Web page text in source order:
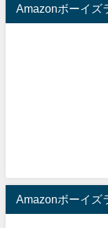
Amazonボーイズ
Amazonボーイズ